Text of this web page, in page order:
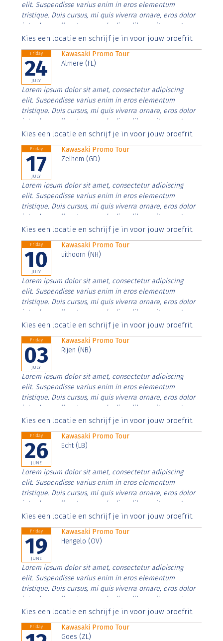
elit. Suspendisse varius enim in eros elementum
tristique. Duis cursus, mi quis viverra ornare, eros dolor
interdum nulla, ut commodo diam libero vitae erat.
Aenean faucibus nibh et justo cursus id rutrum lorem
Kies een locatie en schrijf je in voor jouw proefrit
Friday
24
JULY
Kawasaki Promo Tour
Almere (FL)
Lorem ipsum dolor sit amet, consectetur adipiscing
elit. Suspendisse varius enim in eros elementum
tristique. Duis cursus, mi quis viverra ornare, eros dolor
interdum nulla, ut commodo diam libero vitae erat.
Aenean faucibus nibh et justo cursus id rutrum lorem
Kies een locatie en schrijf je in voor jouw proefrit
Friday
17
JULY
Kawasaki Promo Tour
Zelhem (GD)
Lorem ipsum dolor sit amet, consectetur adipiscing
elit. Suspendisse varius enim in eros elementum
tristique. Duis cursus, mi quis viverra ornare, eros dolor
interdum nulla, ut commodo diam libero vitae erat.
Aenean faucibus nibh et justo cursus id rutrum lorem
Kies een locatie en schrijf je in voor jouw proefrit
Friday
10
JULY
Kawasaki Promo Tour
uithoorn (NH)
Lorem ipsum dolor sit amet, consectetur adipiscing
elit. Suspendisse varius enim in eros elementum
tristique. Duis cursus, mi quis viverra ornare, eros dolor
interdum nulla, ut commodo diam libero vitae erat.
Aenean faucibus nibh et justo cursus id rutrum lorem
Kies een locatie en schrijf je in voor jouw proefrit
Friday
03
JULY
Kawasaki Promo Tour
Rijen (NB)
Lorem ipsum dolor sit amet, consectetur adipiscing
elit. Suspendisse varius enim in eros elementum
tristique. Duis cursus, mi quis viverra ornare, eros dolor
interdum nulla, ut commodo diam libero vitae erat.
Aenean faucibus nibh et justo cursus id rutrum lorem
Kies een locatie en schrijf je in voor jouw proefrit
Friday
26
JUNE
Kawasaki Promo Tour
Echt (LB)
Lorem ipsum dolor sit amet, consectetur adipiscing
elit. Suspendisse varius enim in eros elementum
tristique. Duis cursus, mi quis viverra ornare, eros dolor
interdum nulla, ut commodo diam libero vitae erat.
Aenean faucibus nibh et justo cursus id rutrum lorem
Kies een locatie en schrijf je in voor jouw proefrit
Friday
19
JUNE
Kawasaki Promo Tour
Hengelo (OV)
Lorem ipsum dolor sit amet, consectetur adipiscing
elit. Suspendisse varius enim in eros elementum
tristique. Duis cursus, mi quis viverra ornare, eros dolor
interdum nulla, ut commodo diam libero vitae erat.
Aenean faucibus nibh et justo cursus id rutrum lorem
Kies een locatie en schrijf je in voor jouw proefrit
Friday
Kawasaki Promo Tour
Goes (ZL)